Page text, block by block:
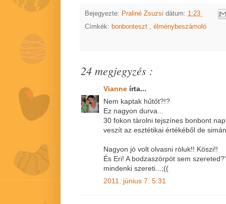
Bejegyezte: Praliné Zsuzsi dátum: 1:23
Címkék: bonbonteszt , élménybeszámoló
24 megjegyzés :
Vianne írta...
Nem kaptak hűtőt?!?
Ez nagyon durva...
30 fokon tàrolni tejszínes bonbont
veszít az esztétikai értékéből de
Nagyon jò volt olvasni ròluk!! Köszi!!
És Eri! A bodzaszörpöt sem
mindenki szereti...;((
2011. június 7. 5:31